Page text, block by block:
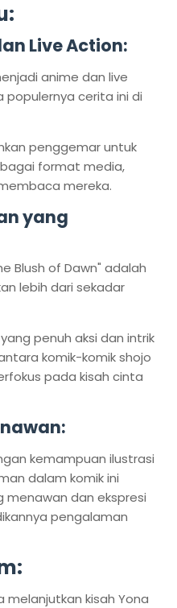
Live Action:
anime dan live
populernya cerita ini di
penggemar untuk
format media,
mereka.
yang
Blush of Dawn" adalah
lebih dari sekadar
penuh aksi dan intrik
komik-komik shojo
pada kisah cinta
kemampuan ilustrasi
dalam komik ini
menawan dan ekspresi
pengalaman
melanjutkan kisah Yona